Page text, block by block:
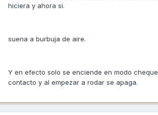
hiciera y ahora si.
suena a burbuja de aire.
Y en efecto solo se enciende en modo
contacto y al empezar a rodar se apaga.